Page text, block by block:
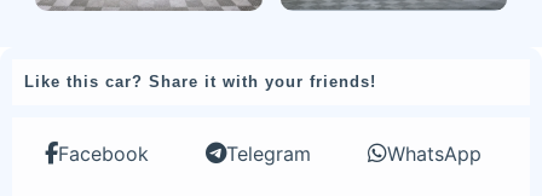
Like this car? Share it with your friends!
Facebook Telegram WhatsApp